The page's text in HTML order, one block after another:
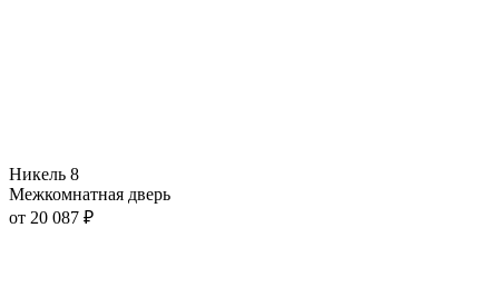
Никель 8
Межкомнатная дверь
от 20 087 ₽